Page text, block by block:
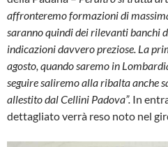
affronteremo formazioni di
saranno quindi dei rilevanti banchi
indicazioni davvero preziose. La
agosto, quando saremo in
seguire saliremo alla ribalta anche
allestito dal Cellini Padova”. In
dettagliato verrà reso noto nel